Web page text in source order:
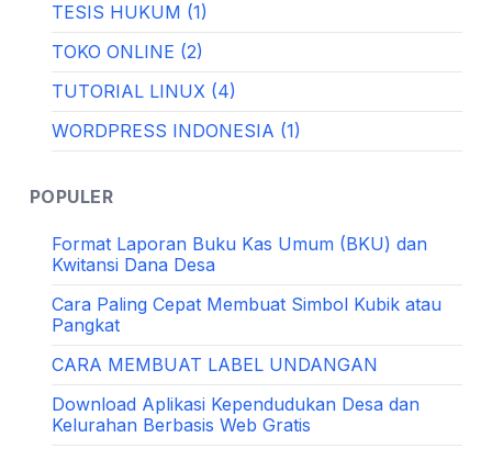
TESIS HUKUM (1)
TOKO ONLINE (2)
TUTORIAL LINUX (4)
WORDPRESS INDONESIA (1)
POPULER
Format Laporan Buku Kas Umum (BKU) dan
Kwitansi Dana Desa
Cara Paling Cepat Membuat Simbol Kubik atau
Pangkat
CARA MEMBUAT LABEL UNDANGAN
Download Aplikasi Kependudukan Desa dan
Kelurahan Berbasis Web Gratis